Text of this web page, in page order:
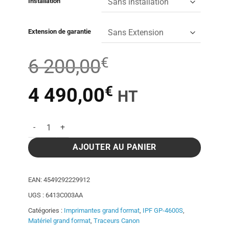
Extension de garantie
6 200,00€
Le
prix
initial
était :
6
4 490,00€ Le
actuel
4
HT
quantité de Traceur Canon imagePROGRAF GP-4600S - 44
AJOUTER AU PANIER
EAN: 4549292229912
UGS : 6413C003AA
Catégories : Imprimantes grand format IPF GP-4600S
Matériel grand format Traceurs Canon